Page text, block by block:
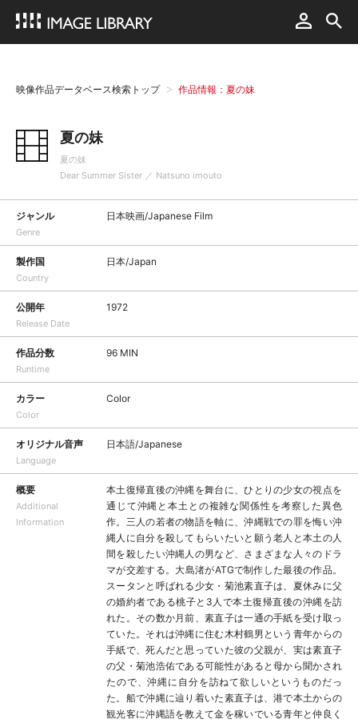
映像作品データベース検索トップ 作品情報：夏の妹
夏の妹
夏の妹
Dear Summer Sister ／ Natsuno imouto
ジャンル
Genre
日本映画/Japanese Film
製作国
Country
日本/Japan
公開年
Release Date
1972
作品分数
Runtime
96 MIN
カラー
Color
Color
オリジナル音声
Language
日本語/Japanese
概要
Additional
Information
本土復帰直後の沖縄を舞台に、ひとりの少女の視点を
通じて沖縄と本土との複雑な関係性を考察した異色
作。三人の若者の物語を軸に、沖縄戦での罪を悔い沖
縄人に自分を殺してもらいたいと願う老人と本土の人
間を殺したい沖縄人の男など、さまざまな人々のドラ
マが交差する。大島渚がATGで制作した最後の作品。
スータンと呼ばれる少女・菊池素直子は、夏休みに父
の婚約者である桃子と3人で本土復帰直後の沖縄を訪
れた。その数か月前、素直子は一通の手紙を受け取っ
ていた。それは沖縄に住む木村鶴男という青年からの
手紙で、死んだと思っていた彼の父親が、実は素直子
の父・菊池浩佑である可能性があると母から聞かされ
たので、沖縄に自分を訪ねて欲しいというものだっ
た。船で沖縄に辿り着いた素直子は、港で本土からの
観光客に沖縄語を教えて金を稼いでいる青年と仲良く